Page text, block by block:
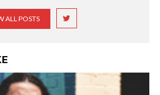
ALL POSTS